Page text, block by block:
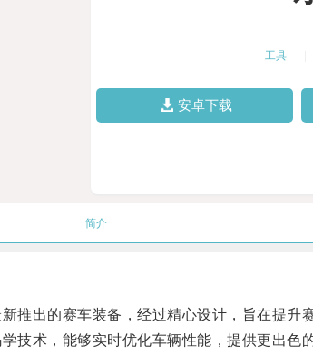
工具
安卓下载
简介
出的赛车装备，经过精心设计，旨在提升
术，能够实时优化车辆性能，提供更出色的